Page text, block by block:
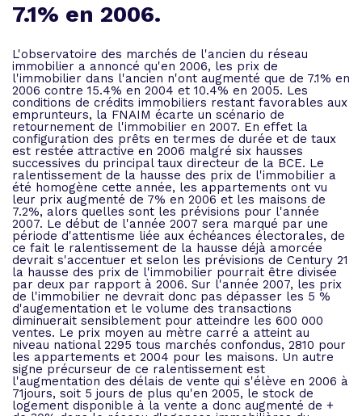
7.1% en 2006.
L'observatoire des marchés de l'ancien du réseau
immobilier a annoncé qu'en 2006, les prix de
l'immobilier dans l'ancien n'ont augmenté que de 7.1% en
2006 contre 15.4% en 2004 et 10.4% en 2005. Les
conditions de crédits immobiliers restant favorables aux
emprunteurs, la FNAIM écarte un scénario de
retournement de l'immobilier en 2007. En effet la
configuration des prêts en termes de durée et de taux
est restée attractive en 2006 malgré six hausses
successives du principal taux directeur de la BCE. Le
ralentissement de la hausse des prix de l'immobilier a
été homogène cette année, les appartements ont vu
leur prix augmenté de 7% en 2006 et les maisons de
7.2%, alors quelles sont les prévisions pour l'année
2007. Le début de l'année 2007 sera marqué par une
période d'attentisme liée aux échéances électorales, de
ce fait le ralentissement de la hausse déjà amorcée
devrait s'accentuer et selon les prévisions de Century 21
la hausse des prix de l'immobilier pourrait être divisée
par deux par rapport à 2006. Sur l'année 2007, les prix
de l'immobilier ne devrait donc pas dépasser les 5 %
d'augementation et le volume des transactions
diminuerait sensiblement pour atteindre les 600 000
ventes. Le prix moyen au mètre carré a atteint au
niveau national 2295 tous marchés confondus, 2810 pour
les appartements et 2004 pour les maisons. Un autre
signe précurseur de ce ralentissement est
l'augmentation des délais de vente qui s'élève en 2006 à
71jours, soit 5 jours de plus qu'en 2005, le stock de
logement disponible à la vente a donc augmenté de +